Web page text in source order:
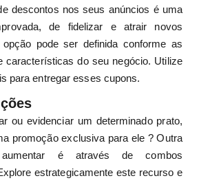
descontos nos seus anúncios é uma
de fidelizar e atrair novos
pode ser definida conforme as
características do seu negócio. Utilize
para entregar esses cupons.
ou evidenciar um determinado prato,
promoção exclusiva para ele ? Outra
é através de combos
estrategicamente este recurso e